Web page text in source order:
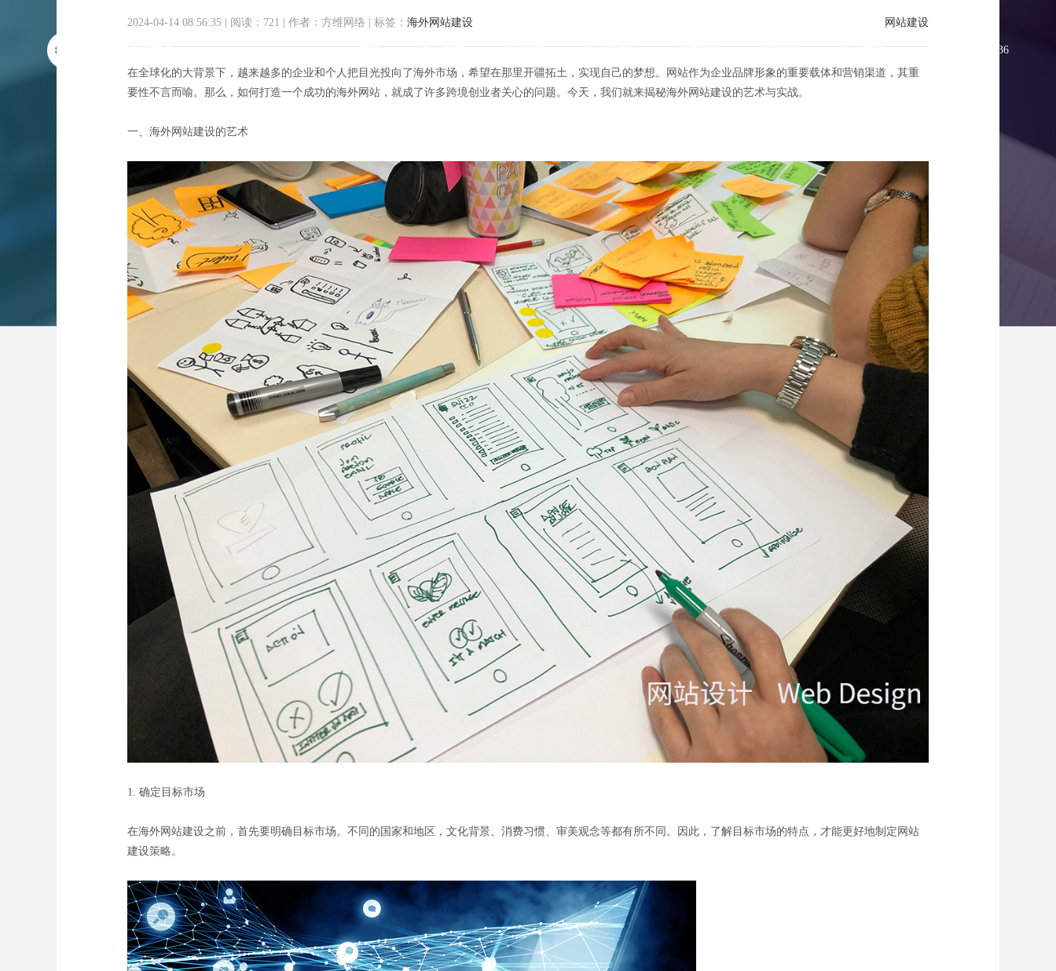
首页 关于方维 服务范围 我们的作品 解决方案 新闻资讯 联系方维 0755-83896336
跨境筑梦：揭秘海外网站建设的艺术与实战
网站建设
2024-04-14 08:56:35 阅读：721 作者：方维网络 标签： 海外网站建设
在全球化的大背景下，越来越多的企业和个人把目光投向了海外市场，希望在那里开疆拓土，实现自己的梦想。网站作为企业品牌形象的重要载体和营销渠道，其重
要性不言而喻。那么，如何打造一个成功的海外网站，就成了许多跨境创业者关心的问题。今天，我们就来揭秘海外网站建设的艺术与实战。
一、海外网站建设的艺术
1. 确定目标市场
在海外网站建设之前，首先要明确目标市场。不同的国家和地区，文化背景、消费习惯、审美观念等都有所不同。因此，了解目标市场的特点，才能更好地制定网站
建设策略。